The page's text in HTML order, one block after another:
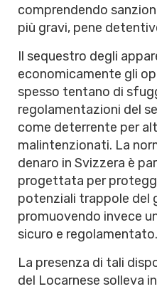
comprendendo
più gravi, pene
Il sequestro degli
economicamente gli
spesso tentano di
regolamentazioni del
come deterrente per
malintenzionati. La
denaro in Svizzera è
progettata per
potenziali trappole del
promuovendo invece
sicuro e regolamentato.
La presenza di tali
del Locarnese solleva